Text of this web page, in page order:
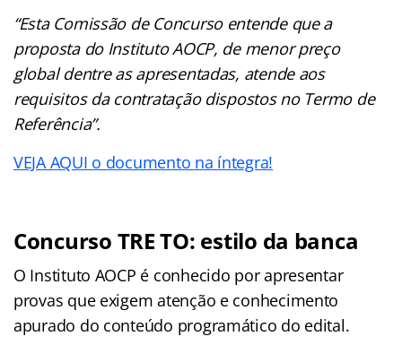
“Esta Comissão de Concurso entende que a
proposta do Instituto AOCP, de menor preço
global dentre as apresentadas, atende aos
requisitos da contratação dispostos no Termo de
Referência”.
VEJA AQUI o documento na íntegra!
Concurso TRE TO: estilo da banca
O Instituto AOCP é conhecido por apresentar
provas que exigem atenção e conhecimento
apurado do conteúdo programático do edital.